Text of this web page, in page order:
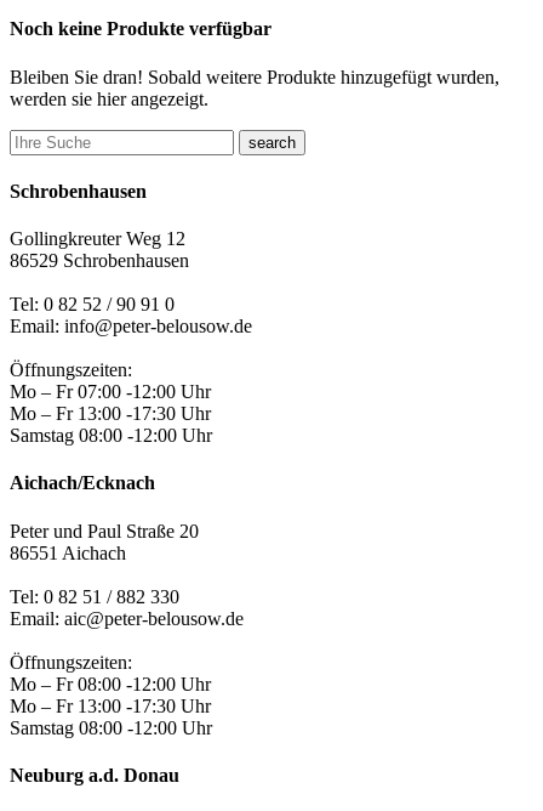
Noch keine Produkte verfügbar
Bleiben Sie dran! Sobald weitere Produkte hinzugefügt wurden,
werden sie hier angezeigt.
search
Schrobenhausen
Gollingkreuter Weg 12
86529 Schrobenhausen
Tel: 0 82 52 / 90 91 0
Email: info@peter-belousow.de
Öffnungszeiten:
Mo – Fr 07:00 -12:00 Uhr
Mo – Fr 13:00 -17:30 Uhr
Samstag 08:00 -12:00 Uhr
Aichach/Ecknach
Peter und Paul Straße 20
86551 Aichach
Tel: 0 82 51 / 882 330
Email: aic@peter-belousow.de
Öffnungszeiten:
Mo – Fr 08:00 -12:00 Uhr
Mo – Fr 13:00 -17:30 Uhr
Samstag 08:00 -12:00 Uhr
Neuburg a.d. Donau